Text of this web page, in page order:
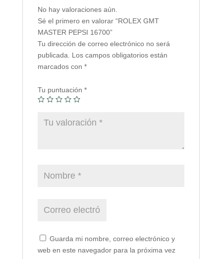
No hay valoraciones aún.
Sé el primero en valorar “ROLEX GMT
MASTER PEPSI 16700”
Tu dirección de correo electrónico no será
publicada.
Los campos obligatorios están
marcados con *
Tu puntuación *
Guarda mi nombre, correo electrónico y
web en este navegador para la próxima vez